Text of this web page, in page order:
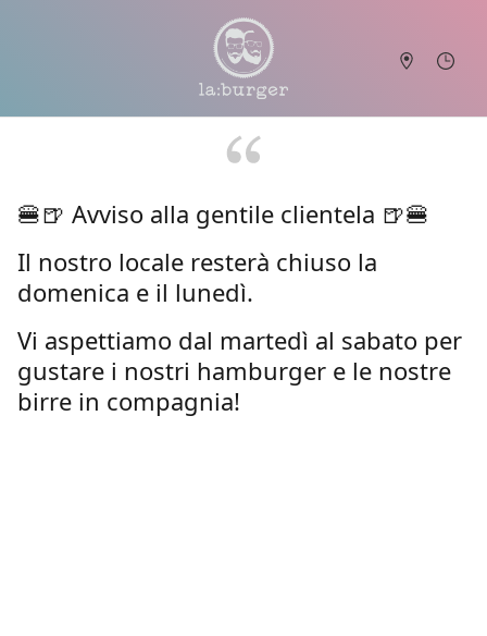
🍔🍺 Avviso alla gentile clientela 🍺🍔
Il nostro locale resterà chiuso la
domenica e il lunedì.
Vi aspettiamo dal martedì al sabato per
gustare i nostri hamburger e le nostre
birre in compagnia!